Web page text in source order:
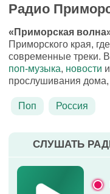
Радио
«Приморская
Приморского края,
современные треки.
поп-музыка, новости
прослушивания дома,
Поп Россия
СЛУШАТЬ